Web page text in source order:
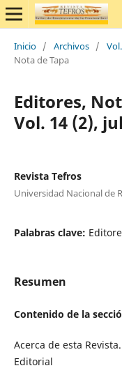
Inicio / Archivos /
Nota de Tapa
Editores,
Vol. 14 (2),
Revista Tefros
Universidad Nacional de
Palabras clave:
Resumen
Contenido de la
Acerca de esta
Editorial